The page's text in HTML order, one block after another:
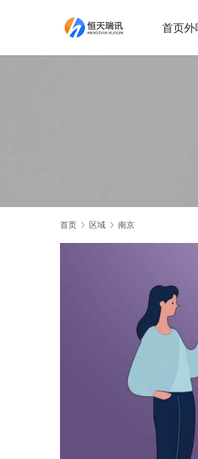
首页外
首页 区域 南京